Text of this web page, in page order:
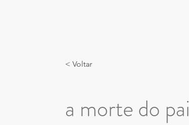
< Voltar
a morte do pai